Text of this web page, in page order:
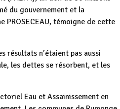
du gouvernement et la
PROSECEAU, témoigne de cette
résultats n’étaient pas aussi
les dettes se résorbent, et les
Eau et Assainissement en